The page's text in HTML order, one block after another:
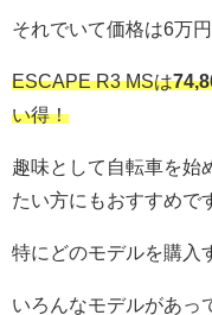
それでいて価格は6万
ESCAPE R3 MSは
い得！
趣味として自転車を始
たい方にもおすすめで
特にどのモデルを購入
いろんなモデルがあっ